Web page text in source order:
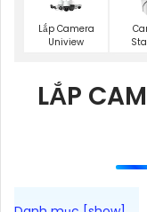
Lắp Camera
Uniview
LẮP